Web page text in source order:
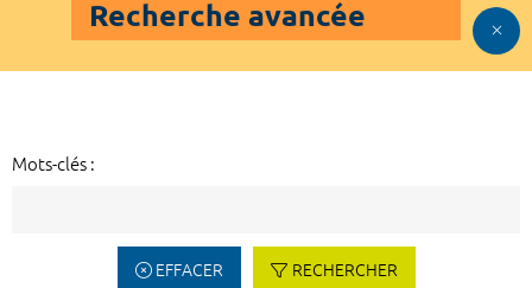
Recherche avancée
Mots-clés :
EFFACER RECHERCHER